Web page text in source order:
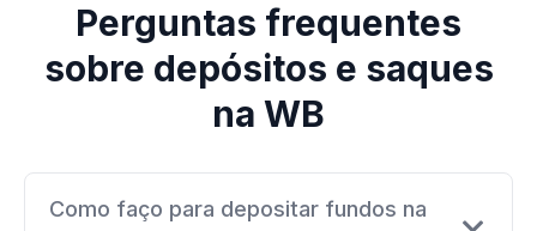
Perguntas frequentes
sobre depósitos e saques
na WB
Como faço para depositar fundos na